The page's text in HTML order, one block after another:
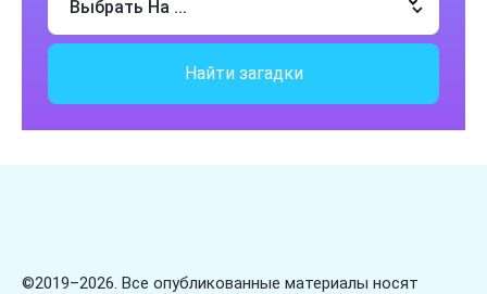
Загадки про тыкву
Найти загадки
©2019–2026. Все опубликованные материалы носят